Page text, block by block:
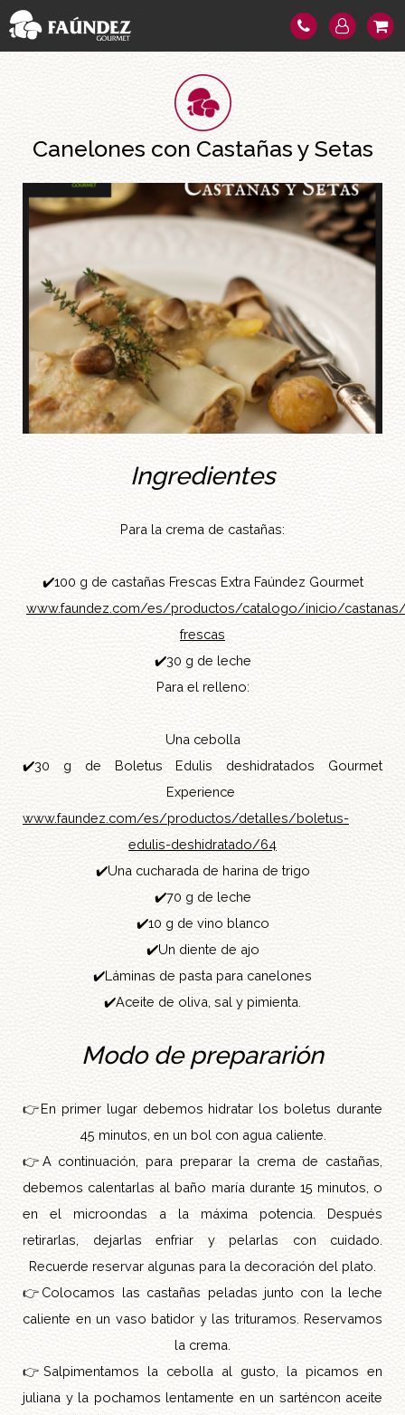
Canelones con Castañas y Setas
Ingredientes
Para la crema de castañas:
✔️100 g de castañas Frescas Extra Faúndez Gourmet
www.faundez.com/es/productos/catalogo/inicio/
frescas
✔️30 g de leche
Para el relleno:
Una cebolla
✔️30 g de Boletus Edulis deshidratados Gourmet
Experience
www.faundez.com/es/productos/detalles/boletus-
edulis-deshidratado/64
✔️Una cucharada de harina de trigo
✔️70 g de leche
✔️10 g de vino blanco
✔️Un diente de ajo
✔️Láminas de pasta para canelones
✔️Aceite de oliva, sal y pimienta.
Modo de prepararión
👉En primer lugar debemos hidratar los boletus durante
45 minutos, en un bol con agua caliente.
👉 A continuación, para preparar la crema de castañas,
debemos calentarlas al baño maría durante 15 minutos, o
en el microondas a la máxima potencia. Después
retirarlas, dejarlas enfriar y pelarlas con cuidado.
Recuerde reservar algunas para la decoración del plato.
👉 Colocamos las castañas peladas junto con la leche
caliente en un vaso batidor y las trituramos. Reservamos
la crema.
👉 Salpimentamos la cebolla al gusto, la picamos en
juliana y la pochamos lentamente en un sarténcon aceite